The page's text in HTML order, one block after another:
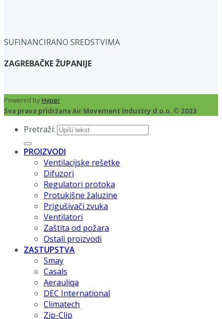
SUFINANCIRANO SREDSTVIMA
ZAGREBAČKE ŽUPANIJE
Powered byHyper
Sva prava pridržana Air Movement Industry d.o.o. © 2023
Pretraži:
PROIZVODI
Ventilacijske rešetke
Difuzori
Regulatori protoka
Protukišne žaluzine
Prigušivači zvuka
Ventilatori
Zaštita od požara
Ostali proizvodi
ZASTUPSTVA
Smay
Casals
Aerauliqa
DEC International
Climatech
Zip-Clip